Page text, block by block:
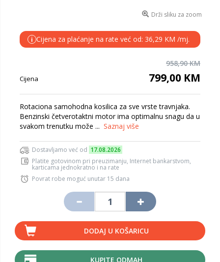
Drži sliku za zoom
i Cijena za plaćanje na rate već od: 36,29 KM /mj.
958,90 KM
Cijena 799,00 KM
Rotaciona samohodna kosilica za sve vrste travnjaka.
Benzinski četverotaktni motor ima optimalnu snagu da u
svakom trenutku može ... Saznaj više
Dostavljamo već od 17.08.2026
Platite gotovinom pri preuzimanju, Internet bankarstvom,
karticama jednokratno i na rate
Povrat robe moguć unutar 15 dana
DODAJ U KOŠARICU
KUPITE ODMAH